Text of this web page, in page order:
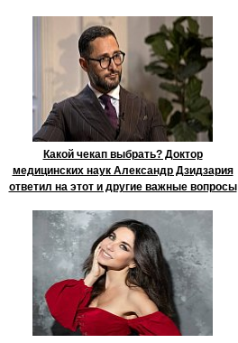
Какой чекап выбрать? Доктор
медицинских наук Александр Дзидзария
ответил на этот и другие важные вопросы